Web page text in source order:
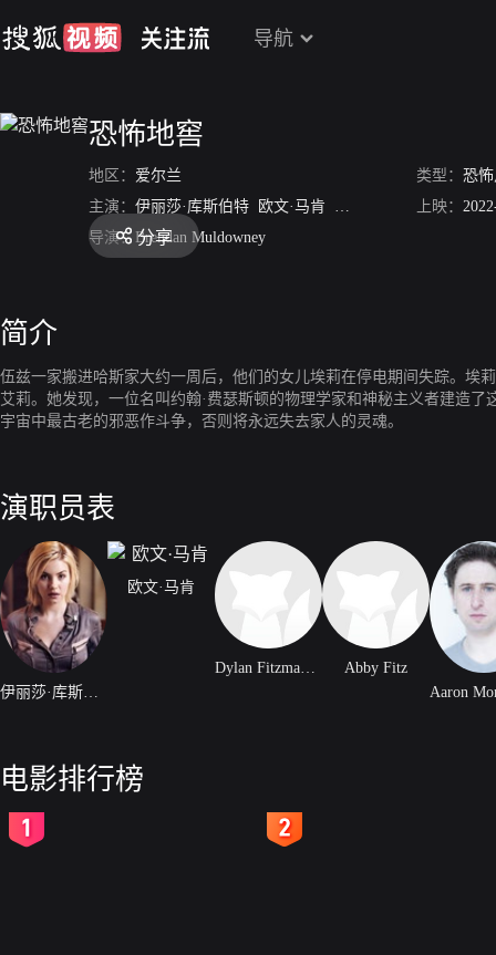
导航
恐怖地窖
地区： 爱尔兰 类型： 恐
主演： 伊丽莎·库斯伯特 欧文·马肯 Dylan Fitzmaurice Brady
上映：
导演： Brendan Muldowney
分享
简介
伍兹一家搬进哈斯家大约一周后，他们的女儿埃莉在停电期间失踪。埃
艾莉。她发现，一位名叫约翰·费瑟斯顿的物理学家和神秘主义者建造
宇宙中最古老的邪恶作斗争，否则将永远失去家人的灵魂。
演职员表
欧文·马肯
Dylan Fitzmaurice Brady Abby Fitz
电影排行榜